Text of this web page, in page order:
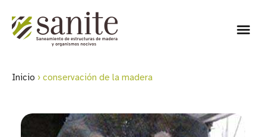
Inicio › conservación de la madera